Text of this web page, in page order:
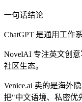
一句话结论
ChatGPT 是通用工作系
NovelAI 专注英文创意
社区生态。
Venice.ai 卖的是海外
把"中文语境、私密优